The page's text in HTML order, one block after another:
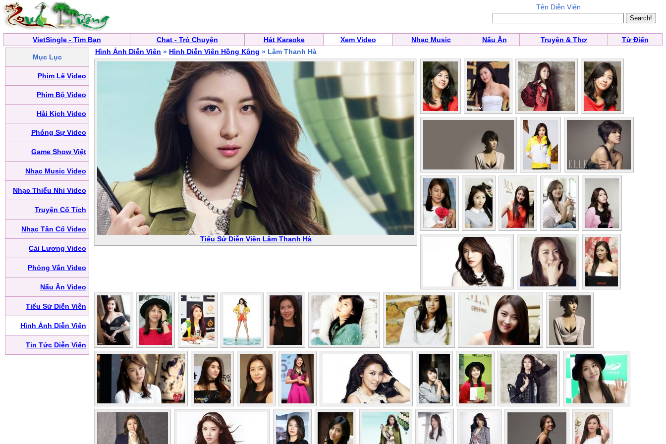
Tên Diễn Viên
VietSingle - Tìm Bạn Chat - Trò Chuyện Hát Karaoke Xem Video Nhạc Music Nấu Ăn Truyện & Thơ Từ Điển
Mục Lục
Phim Lẽ Video
Phim Bộ Video
Hài Kịch Video
Phóng Sự Video
Game Show Việt
Nhạc Music Video
Nhạc Thiếu Nhi Video
Truyện Cổ Tích
Nhạc Tân Cổ Video
Cải Lương Video
Phỏng Vấn Video
Nấu Ăn Video
Tiểu Sử Diễn Viên
Hình Ảnh Diễn Viên
Tin Tức Diễn Viên
Hình Ảnh Diễn Viên » Hình Diễn Viên Hồng Kông » Lâm Thanh Hà
Tiểu Sử Diễn Viên Lâm Thanh Hà